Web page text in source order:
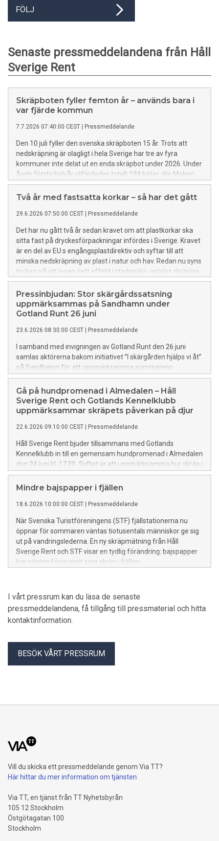
FÖLJ
Senaste pressmeddelandena från Håll
Sverige Rent
Skräpboten fyller femton år – används bara i
var fjärde kommun
7.7.2026 07:40:00 CEST | Pressmeddelande
Den 10 juli fyller den svenska skräpboten 15 år. Trots att
nedskräpning är olagligt i hela Sverige har tre av fyra
kommuner inte delat ut en enda skräpbot under 2026. Under
årets första halvår utfärdades totalt 194 böter, där Malmö,
Halmstad och Uppsala toppar statistiken.
Två år med fastsatta korkar – så har det gått
29.6.2026 07:50:00 CEST | Pressmeddelande
Det har nu gått två år sedan kravet om att plastkorkar ska
sitta fast på dryckesförpackningar infördes i Sverige. Kravet
är en del av EU:s engångsplastdirektiv och syftar till att
minska nedskräpning av plast i natur och hav. Redan nu syns
tecken på att lagen gett effekt i stadsmiljö: antalet skräpiga
korkar har minskat med 62 % i svenska städer. Men på
stränder längs Västerhavet är korkarna ett fortsatt vanligt
skräp.
Pressinbjudan: Stor skärgårdssatsning
uppmärksammas på Sandhamn under
Gotland Runt 26 juni
23.6.2026 08:30:00 CEST | Pressmeddelande
I samband med invigningen av Gotland Runt den 26 juni
samlas aktörerna bakom initiativet ”I skärgården hjälps vi åt”
på Sandhamn för att uppmärksamma sommarens
stora satsning för en renare och mer hållbar skärgård.
Gå på hundpromenad i Almedalen – Håll
Sverige Rent och Gotlands Kennelklubb
uppmärksammar skräpets påverkan på djur
22.6.2026 09:10:00 CEST | Pressmeddelande
Håll Sverige Rent bjuder tillsammans med Gotlands
Kennelklubb in till en gemensam hundpromenad i Almedalen
den 24 juni kl. 17.00. Syftet är att uppmärksamma hur skräp i
vår miljö kan skada både husdjur och vilda djur – och hur
enkla beteendeförändringar kan göra stor skillnad.
Mindre bajspapper i fjällen
18.6.2026 10:00:00 CEST | Pressmeddelande
När Svenska Turistföreningens (STF) fjällstationerna nu
öppnar för sommaren väntas tiotusentals människor ge sig
ut på vandringslederna. En ny skräpmätning från Håll
Sverige Rent och STF visar en tydlig förändring: bajspapper
har nästan försvunnit som skräp i fjällen.
I vårt pressrum kan du läsa de senaste
pressmeddelandena, få tillgång till pressmaterial och hitta
kontaktinformation.
BESÖK VÅRT PRESSRUM
Vill du skicka ett pressmeddelande genom Via TT?
Här hittar du mer information om tjänsten
Via TT, en tjänst från TT Nyhetsbyrån
105 12 Stockholm
Östgötagatan 100
Stockholm